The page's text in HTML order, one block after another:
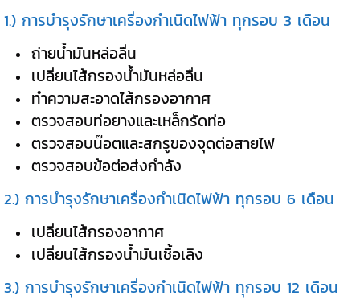
1.) การบำรุงรักษาเครื่องกำเนิดไฟฟ้า ทุกรอบ 3 เดือน
ถ่ายน้ำมันหล่อลื่น
เปลี่ยนไส้กรองน้ำมันหล่อลื่น
ทำความสะอาดไส้กรองอากาศ
ตรวจสอบท่อยางและเหล็กรัดท่อ
ตรวจสอบน๊อตและสกรูของจุดต่อสายไฟ
ตรวจสอบข้อต่อส่งกำลัง
2.) การบำรุงรักษาเครื่องกำเนิดไฟฟ้า ทุกรอบ 6 เดือน
เปลี่ยนไส้กรองอากาศ
เปลี่ยนไส้กรองน้ำมันเชื้อเลิง
3.) การบำรุงรักษาเครื่องกำเนิดไฟฟ้า ทุกรอบ 12 เดือน